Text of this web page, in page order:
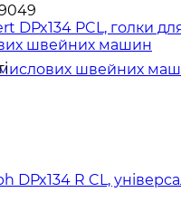
DPx134 PCL, голки
швейних машин